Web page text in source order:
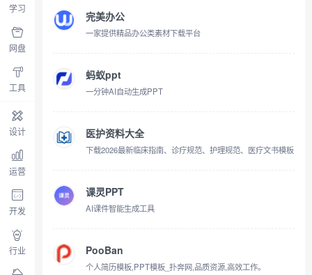
学习
网盘
工具
设计
运营
开发
行业
完美办公
一家提供精品办公类素材下载平台
蚂蚁ppt
一分钟AI自动生成PPT
医护资料大全
下载2026最新临床指南、诊疗规范、护理规范、医疗文书模板
课灵PPT
AI课件智能生成工具
PooBan
个人简历模板,PPT模板_扑奔网,品质资源,高效工作。